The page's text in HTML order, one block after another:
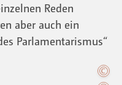
Reden
aber auch ein
Parlamentarismus“